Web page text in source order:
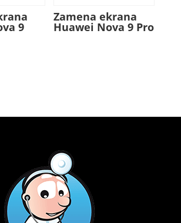
9
Zamena ekrana
Huawei Nova 9 Pro